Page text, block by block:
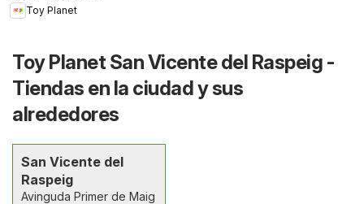
Toy Planet
Toy Planet San Vicente del Raspeig -
Tiendas en la ciudad y sus
alrededores
San Vicente del
Raspeig
Avinguda Primer de Maig